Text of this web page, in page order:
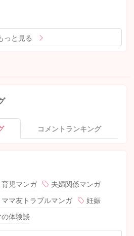
っと見る
コメントランキング
育児マンガ
夫婦関係マンガ
ママ友トラブルマンガ
妊娠
体験談